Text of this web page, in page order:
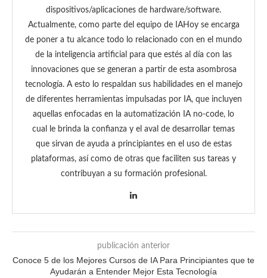
dispositivos/aplicaciones de hardware/software.
Actualmente, como parte del equipo de IAHoy se encarga
de poner a tu alcance todo lo relacionado con en el mundo
de la inteligencia artificial para que estés al día con las
innovaciones que se generan a partir de esta asombrosa
tecnología. A esto lo respaldan sus habilidades en el manejo
de diferentes herramientas impulsadas por IA, que incluyen
aquellas enfocadas en la automatización IA no-code, lo
cual le brinda la confianza y el aval de desarrollar temas
que sirvan de ayuda a principiantes en el uso de estas
plataformas, así como de otras que faciliten sus tareas y
contribuyan a su formación profesional.
publicación anterior
Conoce 5 de los Mejores Cursos de IA Para Principiantes que te
Ayudarán a Entender Mejor Esta Tecnología